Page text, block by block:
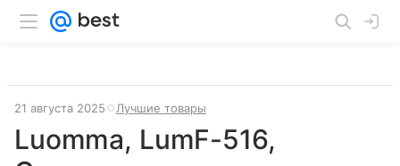
21 августа 2025 Лучшие товары
Luomma, LumF-516,